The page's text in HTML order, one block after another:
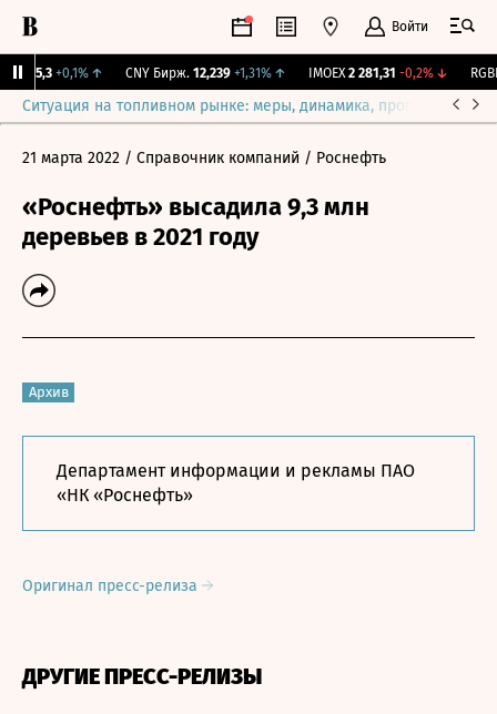
Войти
115,3 +0,1% ↑ CNY Бирж. 12,239 +1,31% ↑ IMOEX 2 281,31 -0,2%↓
Ситуация на топливном рынке: меры, динамика, прогнозы
21 марта 2022 / Справочник компаний / Роснефть
«Роснефть» высадила 9,3 млн
деревьев в 2021 году
Архив
Департамент информации и рекламы ПАО
«НК «Роснефть»
Оригинал пресс-релиза
ДРУГИЕ ПРЕСС-РЕЛИЗЫ